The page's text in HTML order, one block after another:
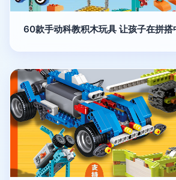
60款手动科教积木玩具 让孩子在拼搭